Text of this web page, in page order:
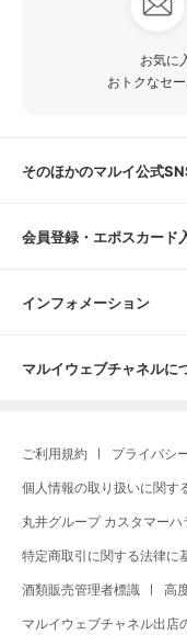
お気に
おトクなセ
そのほかのマルイ公式
会員登録・エポスカード
インフォメーション
マルイウェブチャネルに
ご利用規約 プライバシ
個人情報の取り扱いに関す
丸井グループ カスタマー
特定商取引に関する法律に
酒類販売管理者標識 高
マルイウェブチャネル出店